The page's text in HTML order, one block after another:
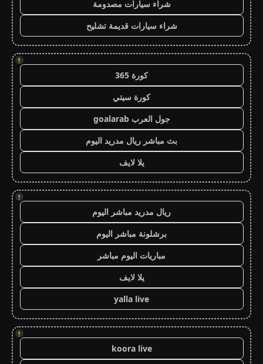
شراء سيارات مصدومة
شراء سيارات قديمة تشليح
!
كورة 365
كورة سيتي
جول العرب goalarab
بث مباشر ريال مدريد اليوم
يلا لايف
!
ريال مدريد مباشر اليوم
برشلونة مباشر اليوم
مباريات اليوم مباشر
يلا لايف
yalla live
!
koora live